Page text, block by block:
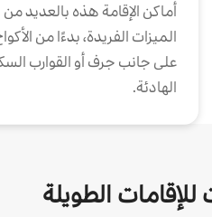
أماكن الإقامة هذه بالعديد من
الميزات الفريدة، بدءًا من
على جانب جرف أو القوارب
الهادئة.
للإقامات الطويلة